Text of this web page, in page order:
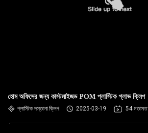
হোম অফিসের জন্য কাস্টমাইজড POM প্লাস্টিক গ্লাভ ক্লিপ
প্লাস্টিক দস্তানা ক্লিপ 2025-03-19 54 মতামত